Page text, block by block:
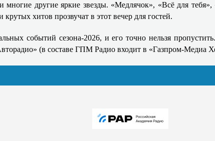
другие яркие звезды. «Медлячок», «Всё для тебя»,
хитов прозвучат в этот вечер для гостей.
событий сезона-2026, и его точно нельзя
(в составе ГПМ Радио входит в «Газпром-Медиа